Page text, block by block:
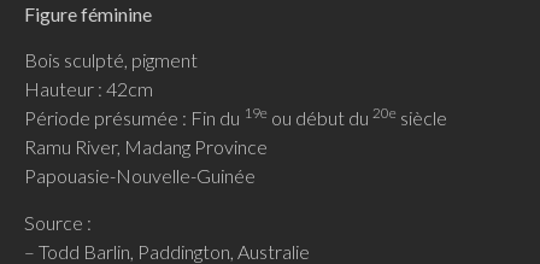
Figure féminine
Bois sculpté, pigment
Hauteur : 42cm
Période présumée : Fin du 19e ou début du 20e siècle
Ramu River, Madang Province
Papouasie-Nouvelle-Guinée
Source :
– Todd Barlin, Paddington, Australie